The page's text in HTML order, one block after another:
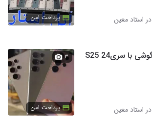
در استاد معین پرداخت امن
طرح تعویض انواع گوشی با سریS25 24
در استاد معین
۳
پرداخت امن